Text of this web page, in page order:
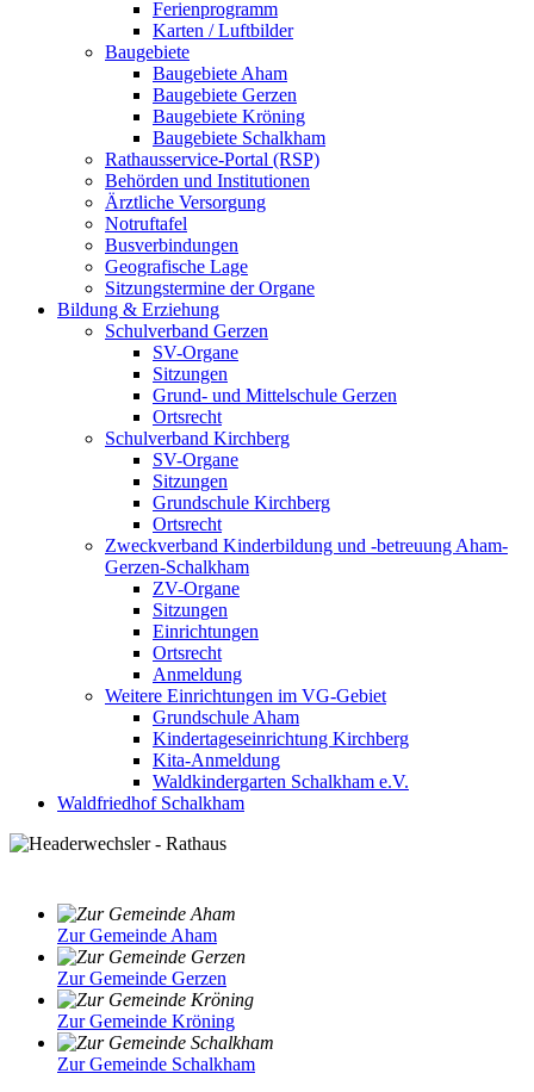
Ferienprogramm
Karten / Luftbilder
Baugebiete
Baugebiete Aham
Baugebiete Gerzen
Baugebiete Kröning
Baugebiete Schalkham
Rathausservice-Portal (RSP)
Behörden und Institutionen
Ärztliche Versorgung
Notruftafel
Busverbindungen
Geografische Lage
Sitzungstermine der Organe
Bildung & Erziehung
Schulverband Gerzen
SV-Organe
Sitzungen
Grund- und Mittelschule Gerzen
Ortsrecht
Schulverband Kirchberg
SV-Organe
Sitzungen
Grundschule Kirchberg
Ortsrecht
Zweckverband Kinderbildung und -betreuung Aham-
Gerzen-Schalkham
ZV-Organe
Sitzungen
Einrichtungen
Ortsrecht
Anmeldung
Weitere Einrichtungen im VG-Gebiet
Grundschule Aham
Kindertageseinrichtung Kirchberg
Kita-Anmeldung
Waldkindergarten Schalkham e.V.
Waldfriedhof Schalkham
Zur Gemeinde Aham
Zur Gemeinde Gerzen
Zur Gemeinde Kröning
Zur Gemeinde Schalkham